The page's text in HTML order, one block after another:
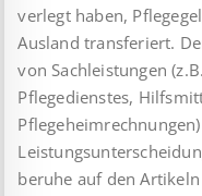
verlegt haben,
Ausland transferiert.
von Sachleistungen
Pflegedienstes,
beruhe auf den